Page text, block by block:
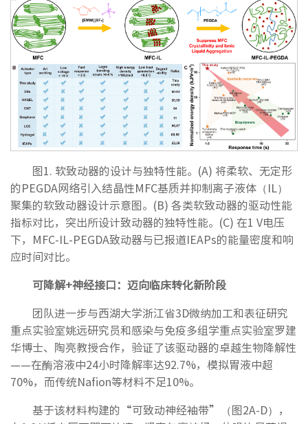
图1. 软致动器的设计与独特性能。(A) 将柔软、无定形
的PEGDA网络引入结晶性MFC基质并抑制离子液体（IL）
聚集的软致动器设计示意图。(B) 各类软致动器的驱动性能
指标对比，突出所设计致动器的独特性能。(C) 在1 V电压
下，MFC-IL-PEGDA致动器与已报道IEAPs的能量密度和响
应时间对比。
可降解+神经接口：迈向临床转化新阶段
团队进一步与西湖大学浙江省3D微纳加工和表征研究
重点实验室姚远研究员和感染与免疫多组学重点实验室罗建
华博士、陶亮教授合作，验证了该驱动器的卓越生物降解性
——在酶溶液中24小时降解率达92.7%，模拟胃液中超
70%，而传统Nafion等材料不足10%。
基于该材料构建的“可致动神经袖带”（图2A-D），